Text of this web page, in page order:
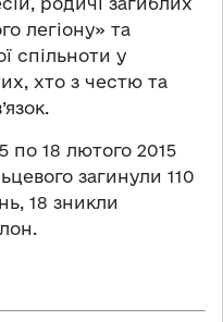
легіону» та
спільноти у
хто з честю та
по 18 лютого 2015
загинули 110
18 зникли